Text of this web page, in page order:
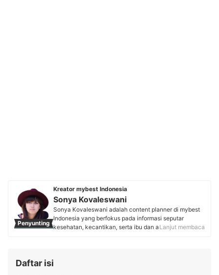
Penyunting
Kreator mybest Indonesia
Sonya Kovaleswani
Sonya Kovaleswani adalah content planner di mybest
Indonesia yang berfokus pada informasi seputar
kesehatan, kecantikan, serta ibu dan anak. Dengan
Lanjut membaca
Daftar isi